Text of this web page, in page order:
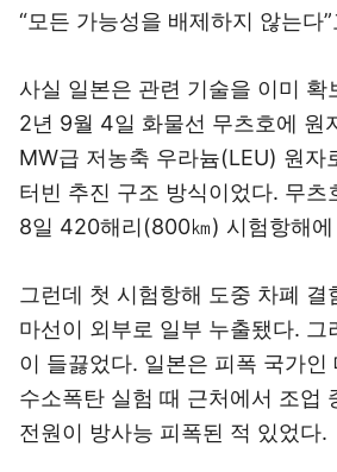
“모든 가능성을 배제하지 않는다
사실 일본은 관련 기술을 이미 확
2년 9월 4일 화물선 무츠호에 원
MW급 저농축 우라늄(LEU) 원자
터빈 추진 구조 방식이었다. 무츠
8일 420해리(800㎞) 시험항해에
그런데 첫 시험항해 도중 차폐
마선이 외부로 일부 누출됐다. 그
이 들끓었다. 일본은 피폭 국가인
수소폭탄 실험 때 근처에서 조업
전원이 방사능 피폭된 적 있었다.